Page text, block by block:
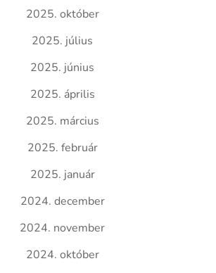
2025. október
2025. július
2025. június
2025. április
2025. március
2025. február
2025. január
2024. december
2024. november
2024. október